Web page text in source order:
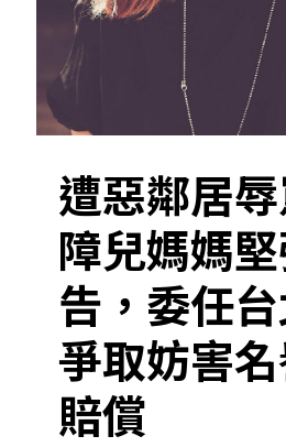
遭惡鄰居
障兒媽媽
告，委任
爭取妨害
賠償